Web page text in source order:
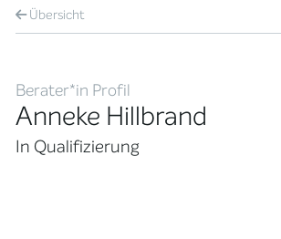
Übersicht
Berater*in Profil
Anneke Hillbrand
In Qualifizierung